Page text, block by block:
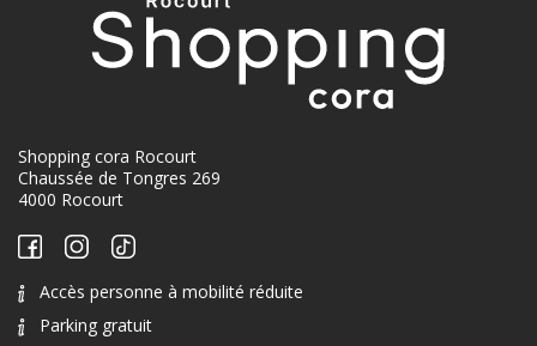
Shopping cora Rocourt
Chaussée de Tongres 269
4000 Rocourt
Accès personne à mobilité réduite
Parking gratuit